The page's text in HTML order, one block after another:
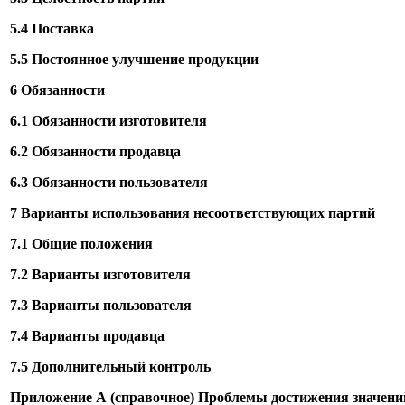
5.4 Поставка
5.5 Постоянное улучшение продукции
6 Обязанности
6.1 Обязанности изготовителя
6.2 Обязанности продавца
6.3 Обязанности пользователя
7 Варианты использования несоответствующих партий
7.1 Общие положения
7.2 Варианты изготовителя
7.3 Варианты пользователя
7.4 Варианты продавца
7.5 Дополнительный контроль
Приложение А (справочное) Проблемы достижения